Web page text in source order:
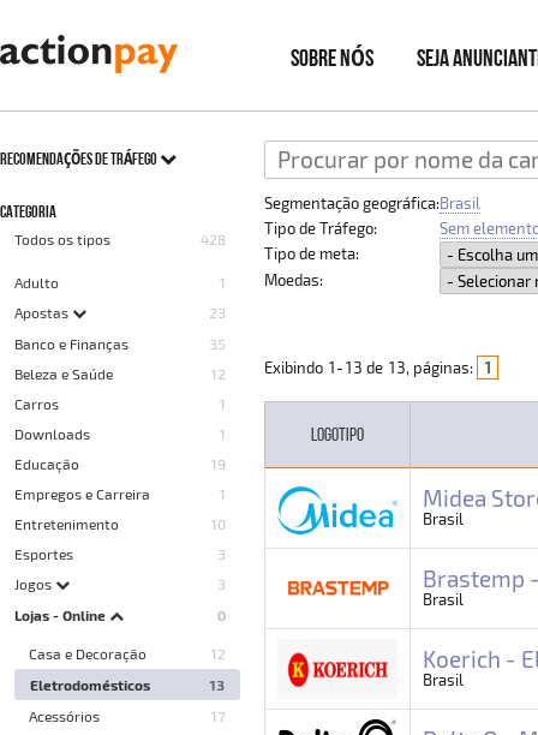
SOBRE NÓS SEJA
RECOMENDAÇÕES DE TRÁFEGO
CATEGORIA
Todos os tipos 428
Adulto
1
Apostas
23
Banco e Finanças
35
Beleza e Saúde
12
Carros
1
Downloads
1
Educação
19
Empregos e Carreira
1
Entretenimento
10
Esportes
3
Jogos
3
Lojas - Online
0
Casa e Decoração
12
Eletrodomésticos
13
Acessórios
17
Segmentação geográfica:Brasil
Tipo de Tráfego:
Sem
Tipo de meta:
Moedas:
Exibindo 1-13 de 13, páginas: 1
LOGOTIPO
Midea
Brasil
Brastemp
Brasil
Koerich -
Brasil